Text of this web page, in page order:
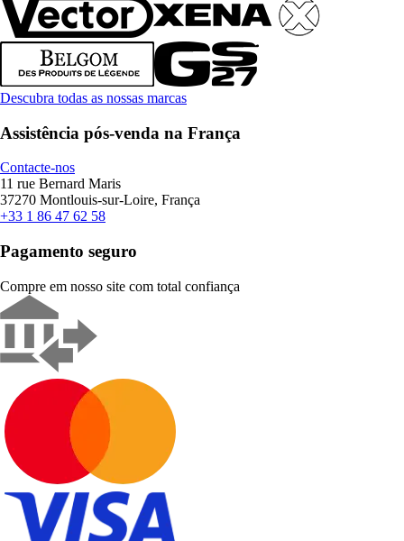
Descubra todas as nossas marcas
Assistência pós-venda na França
Contacte-nos
11 rue Bernard Maris
37270 Montlouis-sur-Loire, França
+33 1 86 47 62 58
Pagamento seguro
Compre em nosso site com total confiança